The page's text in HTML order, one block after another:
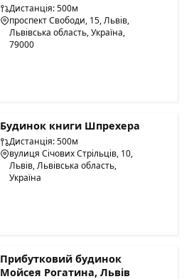
Дистанція: 500м
проспект Свободи, 15, Львів,
Львівська область, Україна,
79000
Будинок книги Шпрехера
Дистанція: 500м
вулиця Січових Стрільців, 10,
Львів, Львівська область,
Україна
Прибутковий будинок
Мойсея Рогатина, Львів